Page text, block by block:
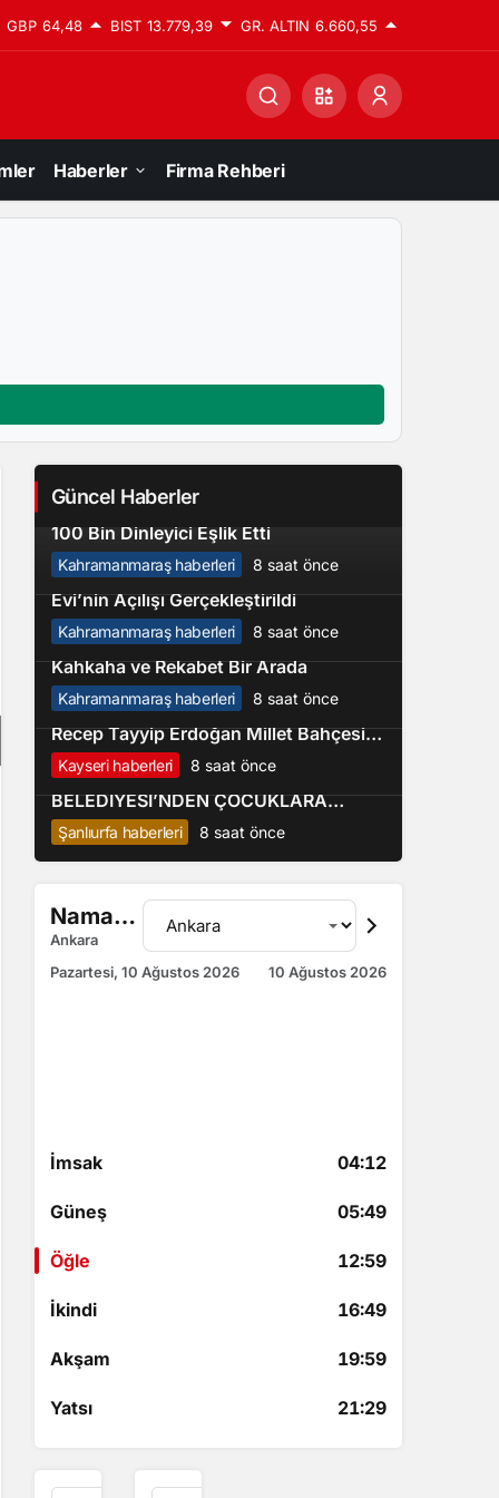
GBP 64,48 BIST 13.779,39 GR. ALTIN 6.660,55
Haberler Firma Rehberi
Güncel Haberler
Ağustos Fuarı’nda Funda Arar Söyledi,
100 Bin Dinleyici Eşlik Etti
Kahramanmaraş haberleri 8 saat önce
2
Elbistan’da İdris Altun Taziye ve Kültür
Evi’nin Açılışı Gerçekleştirildi
Kahramanmaraş haberleri 8 saat önce
3
Ağustos Fuarı’nda Pazartesi günü
Kahkaha ve Rekabet Bir Arada
Kahramanmaraş haberleri 8 saat önce
4
Başkan Büyükkılıç’ın Vizyon Projesi
Recep Tayyip Erdoğan Millet Bahçesi
Büyümeye Devam Ediyor
Kayseri haberleri 8 saat önce
5
ŞANLIURFA BÜYÜKŞEHİR
BELEDİYESİ’NDEN ÇOCUKLARA
PROFESYONEL BASKETBOL EĞİTİMİ
Şanlıurfa haberleri 8 saat önce
Namaz Vakitleri
Ankara
Pazartesi, 10 Ağustos 2026
10 Ağustos 2026
İmsak 04:12
Güneş 05:49
Öğle 12:59
İkindi 16:49
Akşam 19:59
Yatsı 21:29